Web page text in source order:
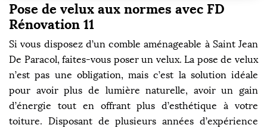
Pose de velux aux normes avec FD
Rénovation 11
Si vous disposez d’un comble aménageable à Saint Jean
De Paracol, faites-vous poser un velux. La pose de velux
n’est pas une obligation, mais c’est la solution idéale
pour avoir plus de lumière naturelle, avoir un gain
d’énergie tout en offrant plus d’esthétique à votre
toiture. Disposant de plusieurs années d’expérience